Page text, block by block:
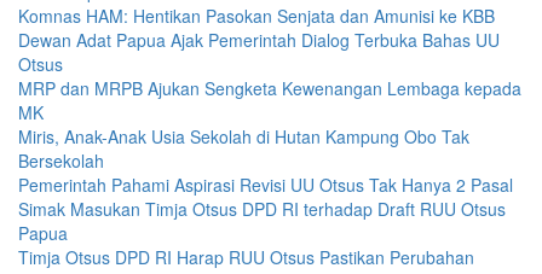
Komnas HAM: Hentikan Pasokan Senjata dan Amunisi ke KBB
Dewan Adat Papua Ajak Pemerintah Dialog Terbuka Bahas UU
Otsus
MRP dan MRPB Ajukan Sengketa Kewenangan Lembaga kepada
MK
Miris, Anak-Anak Usia Sekolah di Hutan Kampung Obo Tak
Bersekolah
Pemerintah Pahami Aspirasi Revisi UU Otsus Tak Hanya 2 Pasal
Simak Masukan Timja Otsus DPD RI terhadap Draft RUU Otsus
Papua
Timja Otsus DPD RI Harap RUU Otsus Pastikan Perubahan